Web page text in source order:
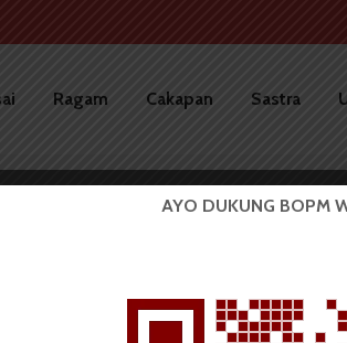
Ragam Cakapan Sastra
AYO DUKUNG BOPM